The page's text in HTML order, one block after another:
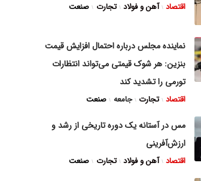
اقتصاد آهن و فولاد تجارت صنعت
نماینده مجلس درباره احتمال افزایش قیمت
بنزین: هر شوک قیمتی می‌تواند انتظارات
تورمی را تشدید کند
اقتصاد تجارت جامعه صنعت
مس در آستانه یک دوره تاریخی از رشد و
ارزش‌آفرینی
اقتصاد آهن و فولاد تجارت صنعت